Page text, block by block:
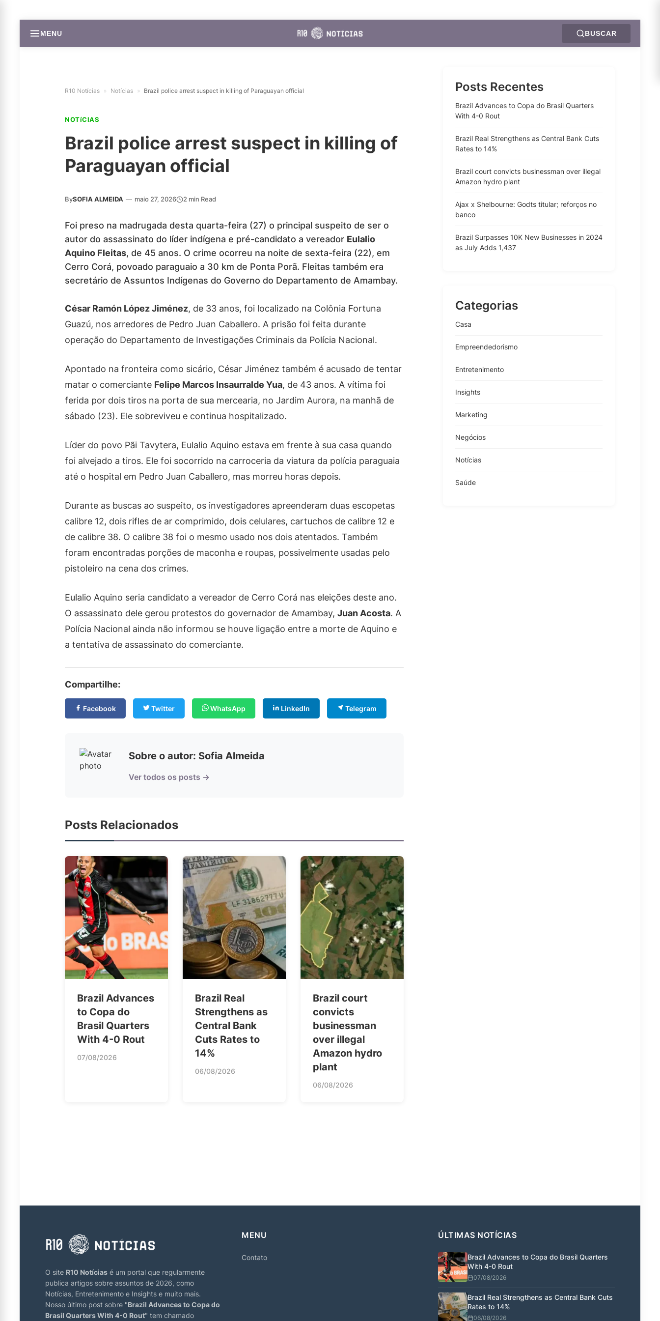
MENU BUSCAR
R10 Notícias » Notícias » Brazil police arrest suspect in killing of Paraguayan official
NOTíCIAS
Brazil police arrest suspect in killing of
Paraguayan official
BySOFIA ALMEIDA — maio 27, 2026 2 min Read
Foi preso na madrugada desta quarta-feira (27) o principal suspeito de ser o
autor do assassinato do líder indígena e pré-candidato a vereador Eulalio
Aquino Fleitas, de 45 anos. O crime ocorreu na noite de sexta-feira (22), em
Cerro Corá, povoado paraguaio a 30 km de Ponta Porã. Fleitas também era
secretário de Assuntos Indígenas do Governo do Departamento de Amambay.
César Ramón López Jiménez, de 33 anos, foi localizado na Colônia Fortuna
Guazú, nos arredores de Pedro Juan Caballero. A prisão foi feita durante
operação do Departamento de Investigações Criminais da Polícia Nacional.
Apontado na fronteira como sicário, César Jiménez também é acusado de tentar
matar o comerciante Felipe Marcos Insaurralde Yua, de 43 anos. A vítima foi
ferida por dois tiros na porta de sua mercearia, no Jardim Aurora, na manhã de
sábado (23). Ele sobreviveu e continua hospitalizado.
Líder do povo Pãi Tavytera, Eulalio Aquino estava em frente à sua casa quando
foi alvejado a tiros. Ele foi socorrido na carroceria da viatura da polícia paraguaia
até o hospital em Pedro Juan Caballero, mas morreu horas depois.
Durante as buscas ao suspeito, os investigadores apreenderam duas escopetas
calibre 12, dois rifles de ar comprimido, dois celulares, cartuchos de calibre 12 e
de calibre 38. O calibre 38 foi o mesmo usado nos dois atentados. Também
foram encontradas porções de maconha e roupas, possivelmente usadas pelo
pistoleiro na cena dos crimes.
Eulalio Aquino seria candidato a vereador de Cerro Corá nas eleições deste ano.
O assassinato dele gerou protestos do governador de Amambay, Juan Acosta. A
Polícia Nacional ainda não informou se houve ligação entre a morte de Aquino e
a tentativa de assassinato do comerciante.
Compartilhe:
Facebook Twitter WhatsApp LinkedIn Telegram
Sobre o autor: Sofia Almeida
Ver todos os posts →
Posts Relacionados
Brazil Advances
to Copa do
Brasil Quarters
With 4-0 Rout
07/08/2026
Brazil Real
Strengthens as
Central Bank
Cuts Rates to
14%
06/08/2026
Brazil court
convicts
businessman
over illegal
Amazon hydro
plant
06/08/2026
Posts Recentes
Brazil Advances to Copa do Brasil Quarters
With 4-0 Rout
Brazil Real Strengthens as Central Bank Cuts
Rates to 14%
Brazil court convicts businessman over illegal
Amazon hydro plant
Ajax x Shelbourne: Godts titular; reforços no
banco
Brazil Surpasses 10K New Businesses in 2024
as July Adds 1,437
Categorias
Casa
Empreendedorismo
Entretenimento
Insights
Marketing
Negócios
Notícias
Saúde
O site R10 Notícias é um portal que regularmente
publica artigos sobre assuntos de 2026, como
Notícias, Entretenimento e Insights e muito mais.
Nosso último post sobre "Brazil Advances to Copa do
Brasil Quarters With 4-0 Rout" tem chamado
MENU
Contato
ÚLTIMAS NOTÍCIAS
Brazil Advances to Copa do Brasil Quarters
With 4-0 Rout
07/08/2026
Brazil Real Strengthens as Central Bank Cuts
Rates to 14%
06/08/2026